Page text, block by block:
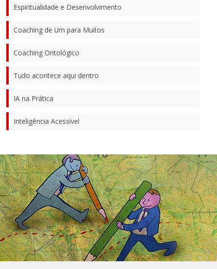
Espiritualidade e Desenvolvimento
Coaching de Um para Muitos
Coaching Ontológico
Tudo acontece aqui dentro
IA na Prática
Inteligência Acessível